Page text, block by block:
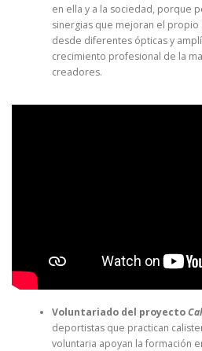
en ella y a la sociedad, porque
sinergias que mejoran el
desde diferentes ópticas y
crecimiento profesional de la
creadores.
Voluntariado del proyecto
deportistas que practican
voluntaria apoyan la formación